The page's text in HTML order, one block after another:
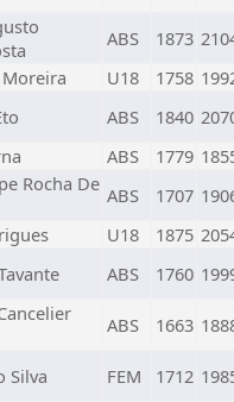
ABS 1873
Moreira U18 1758
ABS 1840
ABS 1779
Rocha De ABS 1707
U18 1875
ABS 1760
ABS 1663
Silva FEM 1712